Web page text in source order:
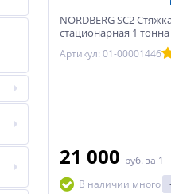
NORDBERG SC2
стационарная 1 тонна
Артикул: 01-00001446
21 000 руб. за 1
В наличии много